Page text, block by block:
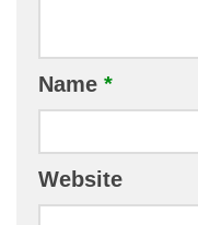
Name *
Website